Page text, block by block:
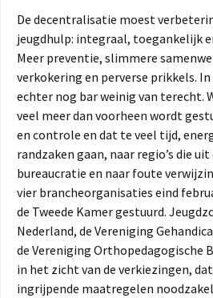
De decentralisatie moest
jeugdhulp: integraal, toegankelijk
Meer preventie, slimmere
verkokering en perverse prikkels.
echter nog bar weinig van terecht.
veel meer dan voorheen wordt
en controle en dat te veel tijd,
randzaken gaan, naar regio’s die
bureaucratie en naar foute
vier brancheorganisaties eind
de Tweede Kamer gestuurd.
Nederland, de Vereniging
de Vereniging Orthopedagogische
in het zicht van de verkiezingen,
ingrijpende maatregelen